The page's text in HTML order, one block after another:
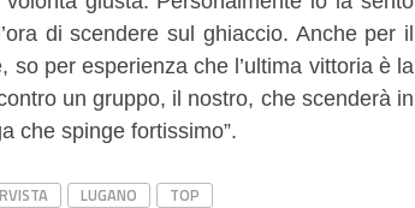
di scendere sul ghiaccio. Anche per il
per esperienza che l’ultima vittoria è la
un gruppo, il nostro, che scenderà in
che spinge fortissimo”.
LUGANO TOP